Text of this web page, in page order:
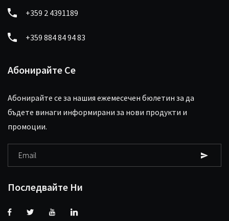
+359 2 4391189
+359 884 84 94 83
Абонирайте Се
Абонирайте се за нашия ежемесечен бюлетин за да
бъдете винаги информирани за нови продукти и
промоции.
Последвайте Ни